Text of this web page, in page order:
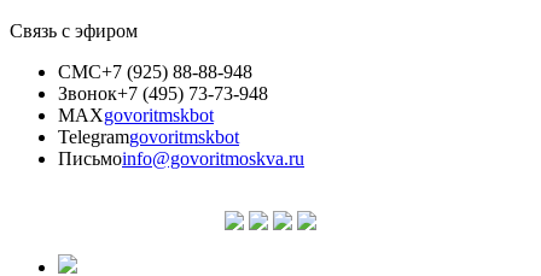
Связь с эфиром
СМС+7 (925) 88-88-948
Звонок+7 (495) 73-73-948
MAXgovoritmskbot
Telegramgovoritmskbot
Письмоinfo@govoritmoskva.ru